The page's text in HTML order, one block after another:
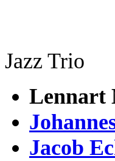
Jazz Trio
Lennart
Jacob